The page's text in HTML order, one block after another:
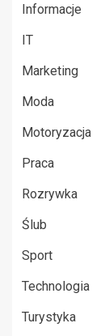
Informacje
IT
Marketing
Moda
Motoryzacja
Praca
Rozrywka
Ślub
Sport
Technologia
Turystyka